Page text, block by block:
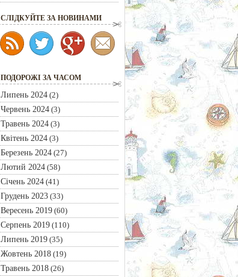
CЛІДКУЙТЕ ЗА НОВИНАМИ
ПОДОРОЖІ ЗА ЧАСОМ
Липень 2024(2)
Червень 2024(3)
Травень 2024(3)
Квітень 2024(3)
Березень 2024(27)
Лютий 2024(58)
Січень 2024(41)
Грудень 2023(33)
Вересень 2019(60)
Серпень 2019(110)
Липень 2019(35)
Жовтень 2018(19)
Травень 2018(26)